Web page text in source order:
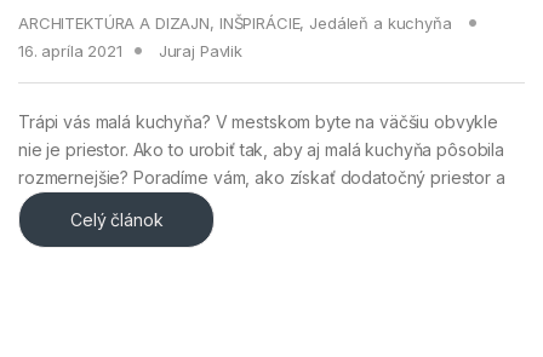
ARCHITEKTÚRA A DIZAJN, INŠPIRÁCIE, Jedáleň a kuchyňa
16. apríla 2021
Juraj Pavlik
Trápi vás malá kuchyňa? V mestskom byte na väčšiu obvykle
nie je priestor. Ako to urobiť tak, aby aj malá kuchyňa pôsobila
rozmernejšie? Poradíme vám, ako získať dodatočný priestor a
Celý článok